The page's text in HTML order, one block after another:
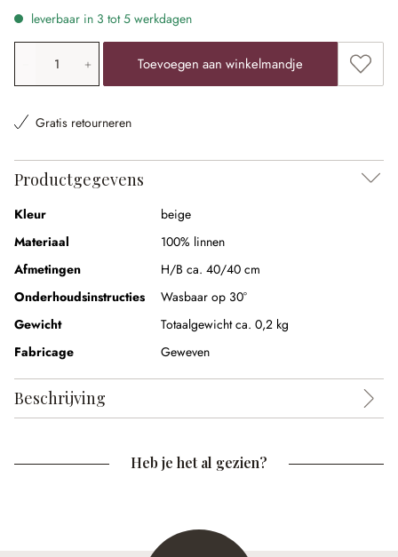
leverbaar in 3 tot 5 werkdagen
Producthoeveelheid: voer de gewenste waarde in of
Toevoegen aan winkelmandje
Gratis retourneren
Productgegevens
Kleur
beige
Materiaal
100% linnen
Afmetingen
H/B ca. 40/40 cm
Onderhoudsinstructies
Wasbaar op 30°
Gewicht
Totaalgewicht ca. 0,2 kg
Fabricage
Geweven
Beschrijving
Heb je het al gezien?